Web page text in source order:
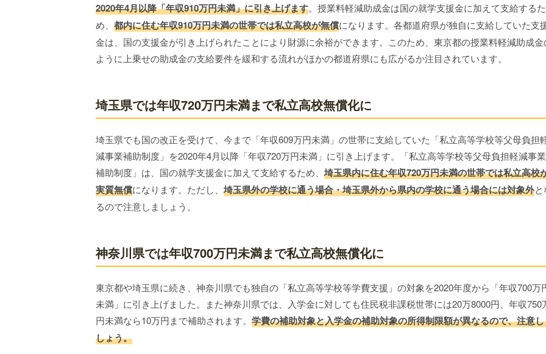
2020年4月以降「年収910万円未満」に引き上げます。授業料軽減助成金は国の就学支援金に加えて支給するた
め、 都内に住む年収910万円未満の世帯では私立高校が無償になります。各都道府県が独自に支給していた支
金は、国の支援金が引き上げられたことにより財源に余裕ができます。このため、東京都の授業料軽減助成金
ように上乗せの助成金の支給要件を緩和する流れがほかの都道府県にも広がるか注目されています。
埼玉県では年収720万円未満まで私立高校無償化に
埼玉県でも国の改正を受けて、今まで「年収609万円未満」の世帯に支給していた「私立高等学校等父母負担
減事業補助制度」を2020年4月以降「年収720万円未満」に引き上げます。「私立高等学校等父母負担軽減事業
補助制度」は、国の就学支援金に加えて支給するため、 埼玉県内に住む年収720万円未満の世帯では私立高校
実質無償になります。ただし、 埼玉県外の学校に通う場合・埼玉県外から県内の学校に通う場合には対象外と
るので注意しましょう。
神奈川県では年収700万円未満まで私立高校無償化に
東京都や埼玉県に続き、神奈川県でも独自の「私立高等学校等学費支援」の対象を2020年度から「年収700万
未満」に引き上げました。また神奈川県では、入学金に対しても住民税非課税世帯には20万8000円、年収750
円未満なら10万円まで補助されます。 学費の補助対象と入学金の補助対象の所得制限額が異なるので、注意
しょう。